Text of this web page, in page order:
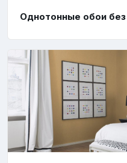
Однотонные обои